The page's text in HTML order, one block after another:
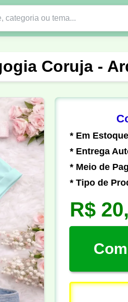
Uniforme
Biologia
Coruja -
* Em Estoque
* Entrega
* Meio de
* Tipo de
R$